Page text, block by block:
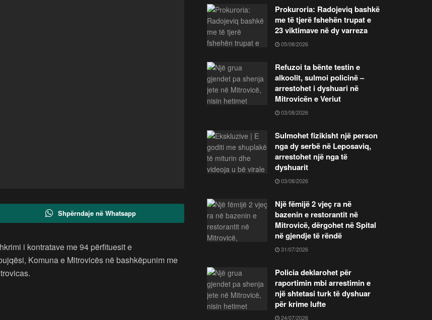
Shpërndaje në Whatsapp
i kontratave me 94 përfituesit e
Komuna e Mitrovicës në bashkëpunim me
Prokuroria: Radojeviq bashkë
me të tjerë fshehën trupat e
23 viktimave në dy varreza
05/08/2026
Refuzoi ta bënte testin e
alkoolit, sulmoi policinë –
arrestohet i dyshuari në
Mitrovicën e Veriut
03/08/2026
Sulmohet fizikisht një person
nga dy serbë në Leposaviq,
arrestohet një nga të
dyshuarit
03/08/2026
Një fëmijë 2 vjeç ra në
bazenin e restorantit në
Mitrovicë, dërgohet në Spital
në gjendje të rëndë
31/07/2026
Policia deklarohet për
raportimin mbi arrestimin e
një shtetasi turk të dyshuar
për krime lufte
24/07/2026